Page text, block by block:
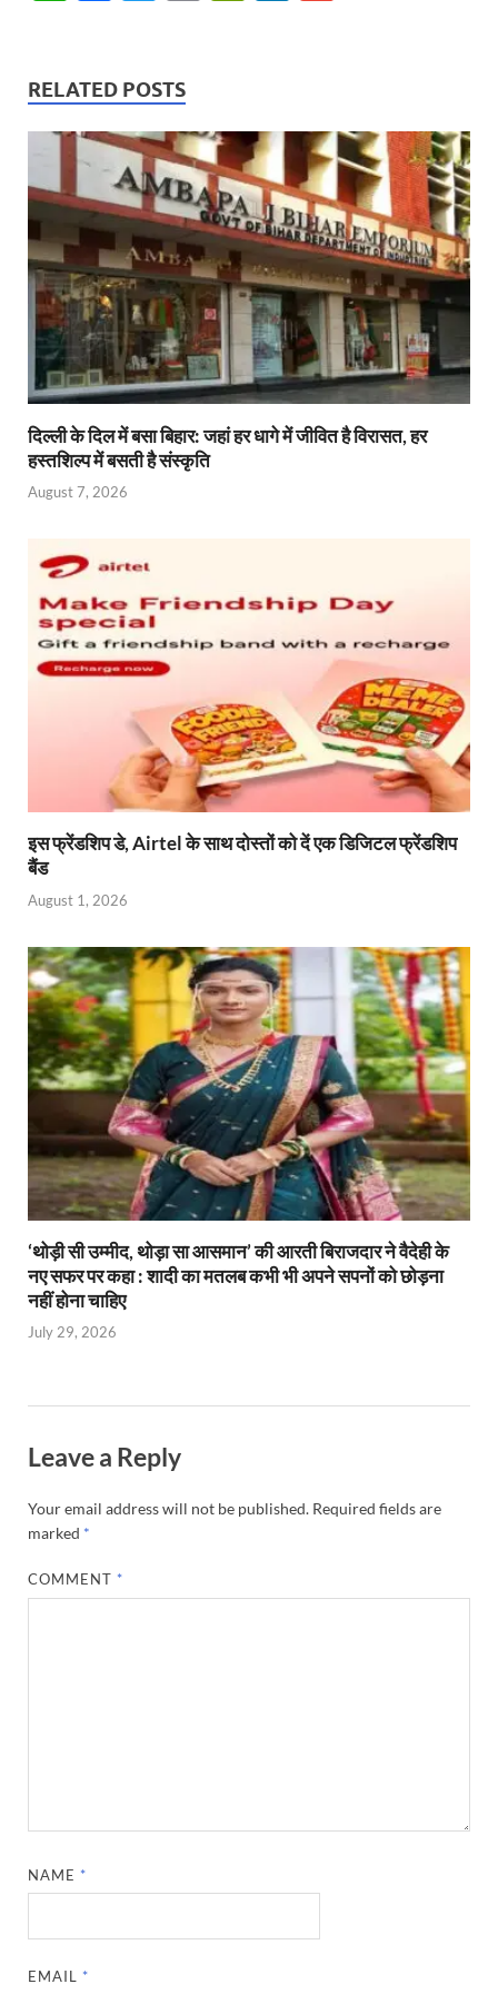
s
A
p
p
b
o
o
k
er
ie
n
dl
y
dI
n
RELATED POSTS
दिल्ली के दिल में बसा बिहार: जहां हर धागे में जीवित है विरासत, हर
हस्तशिल्प में बसती है संस्कृति
August 7, 2026
इस फ्रेंडशिप डे, Airtel के साथ दोस्तों को दें एक डिजिटल फ्रेंडशिप
बैंड
August 1, 2026
‘थोड़ी सी उम्मीद, थोड़ा सा आसमान’ की आरती बिराजदार ने वैदेही के
नए सफर पर कहा : शादी का मतलब कभी भी अपने सपनों को छोड़ना
नहीं होना चाहिए
July 29, 2026
Leave a Reply
Your email address will not be published. Required fields are
marked *
COMMENT *
NAME *
EMAIL *